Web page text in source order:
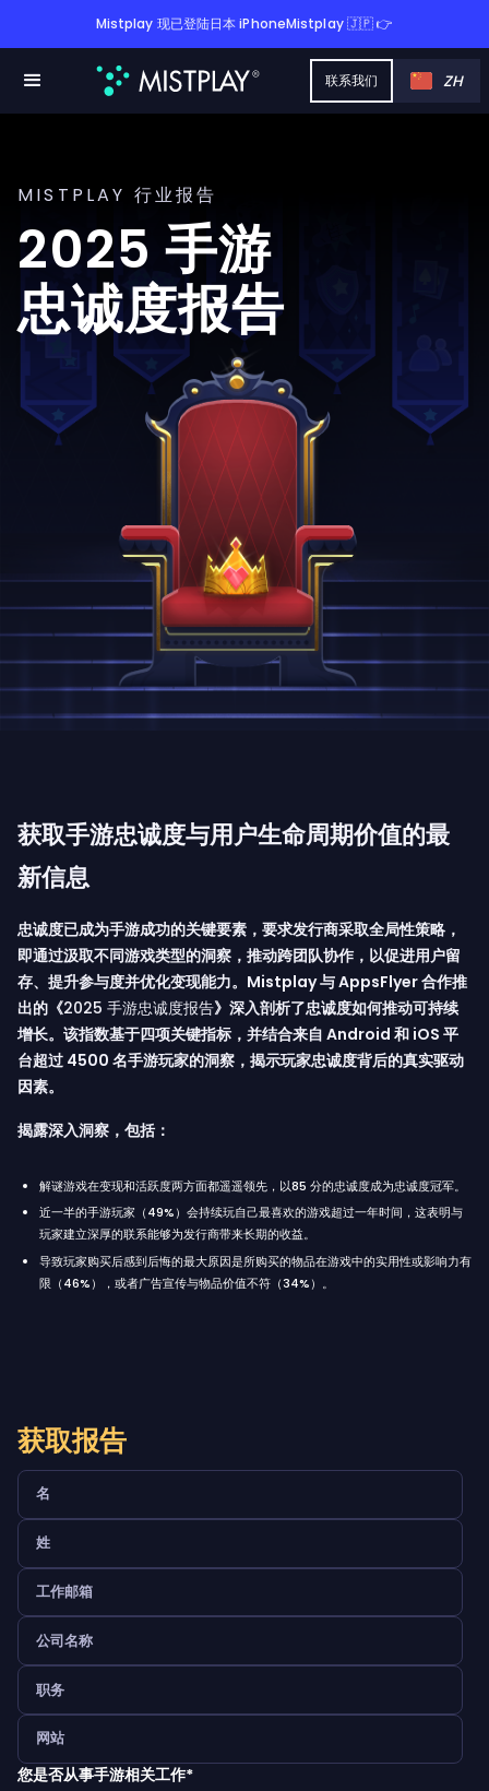
Mistplay 现已登陆日本 iPhoneMistplay 🇯🇵 👉
ZH
联系我们
MISTPLAY 行业报告
2025 手游
忠诚度报告
获取手游忠诚度与用户生命周期价值的最
新信息
忠诚度已成为手游成功的关键要素，要求发行商采取全局性策略，
即通过汲取不同游戏类型的洞察，推动跨团队协作，以促进用户留
存、提升参与度并优化变现能力。Mistplay 与 AppsFlyer 合作推
出的《2025 手游忠诚度报告》深入剖析了忠诚度如何推动可持续
增长。该指数基于四项关键指标，并结合来自 Android 和 iOS 平
台超过 4500 名手游玩家的洞察，揭示玩家忠诚度背后的真实驱动
因素。
揭露深入洞察，包括：
解谜游戏在变现和活跃度两方面都遥遥领先，以85 分的忠诚度成为忠诚度冠军。
近一半的手游玩家 （49%）会持续玩自己最喜欢的游戏超过一年时间，这表明与
玩家建立深厚的联系能够为发行商带来长期的收益。
导致玩家购买后感到后悔的最大原因是所购买的物品在游戏中的实用性或影响力有
限 （46%），或者广告宣传与物品价值不符 （34%）。
获取报告
您是否从事手游相关工作*